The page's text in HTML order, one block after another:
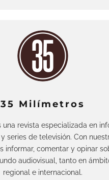
35 Milímetros
una revista especializada en
series de televisión. Con
informar, comentar y opinar
audiovisual, tanto en
regional e internacional.